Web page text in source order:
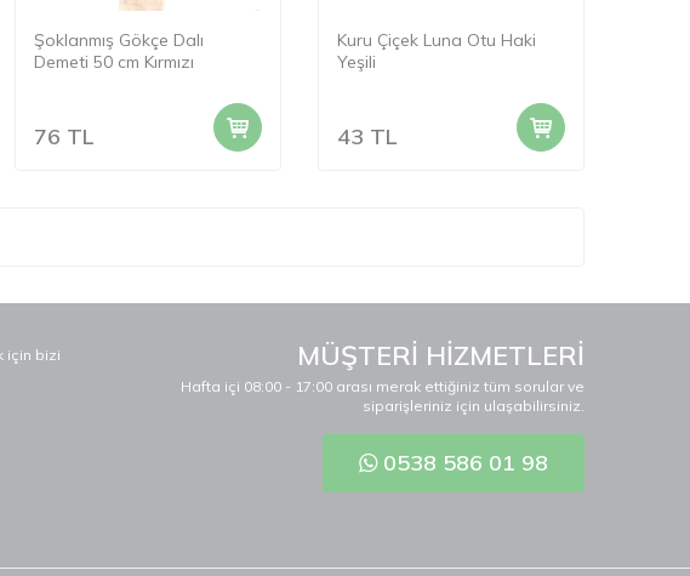
Şoklanmış Gökçe Dalı
Demeti 50 cm Kırmızı
76 TL
Kuru Çiçek Luna Otu Haki
Yeşili
43 TL
için bizi
MÜŞTERİ HİZMETLERİ
Hafta içi 08:00 - 17:00 arası merak ettiğiniz tüm sorular ve
siparişleriniz için ulaşabilirsiniz.
0538 586 01 98